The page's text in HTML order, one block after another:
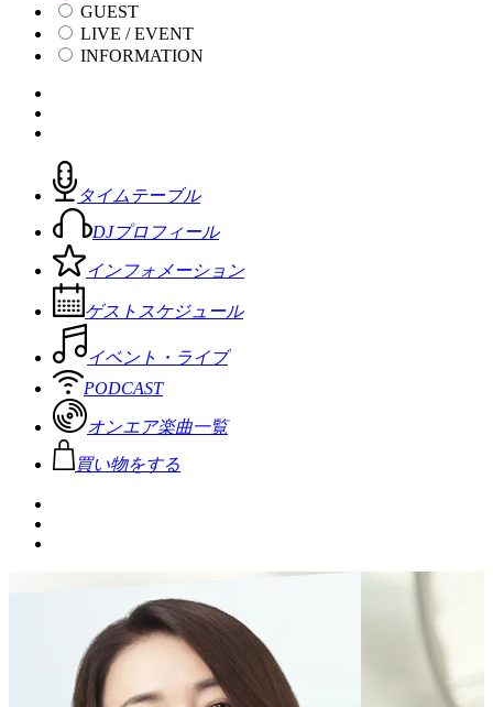
GUEST
LIVE / EVENT
INFORMATION
タイムテーブル
DJプロフィール
インフォメーション
ゲストスケジュール
イベント・ライブ
PODCAST
オンエア楽曲一覧
買い物をする